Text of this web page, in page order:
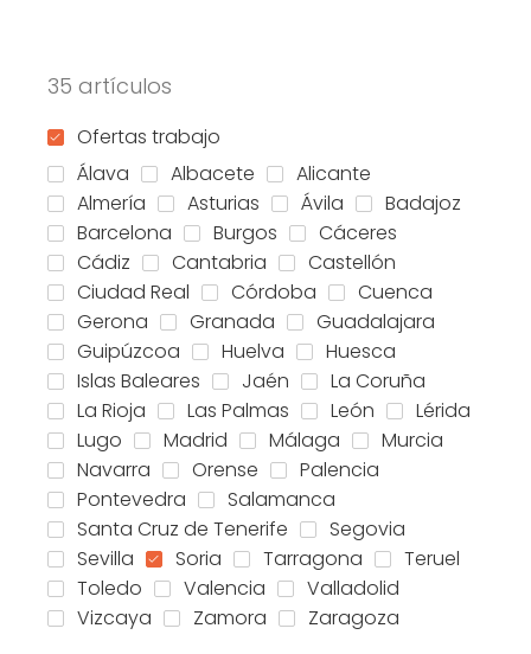
35 artículos
Ofertas trabajo
Álava
Albacete
Alicante
Almería
Asturias Ávila
Badajoz
Barcelona
Burgos
Cáceres
Cádiz
Cantabria
Castellón
Ciudad Real
Córdoba
Cuenca
Gerona
Granada
Guadalajara
Guipúzcoa
Huelva
Huesca
Islas Baleares
Jaén
La Coruña
La Rioja
Las Palmas León
Lérida
Lugo
Madrid Málaga
Murcia
Navarra
Orense
Palencia
Pontevedra
Salamanca
Santa Cruz de Tenerife
Segovia
Sevilla
Soria Tarragona
Teruel
Toledo
Valencia
Valladolid
Vizcaya
Zamora Zaragoza